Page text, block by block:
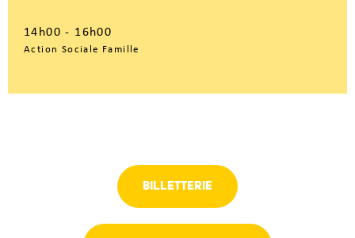
14h00 - 16h00
Action Sociale Famille
Billetterie